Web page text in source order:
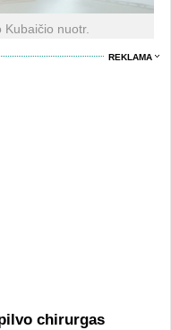
Kubaičio nuotr.
REKLAMA
chirurgas